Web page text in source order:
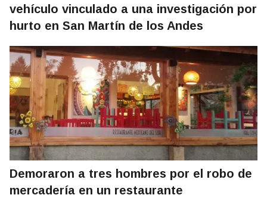
vehículo vinculado a una investigación por
hurto en San Martín de los Andes
Demoraron a tres hombres por el robo de
mercadería en un restaurante